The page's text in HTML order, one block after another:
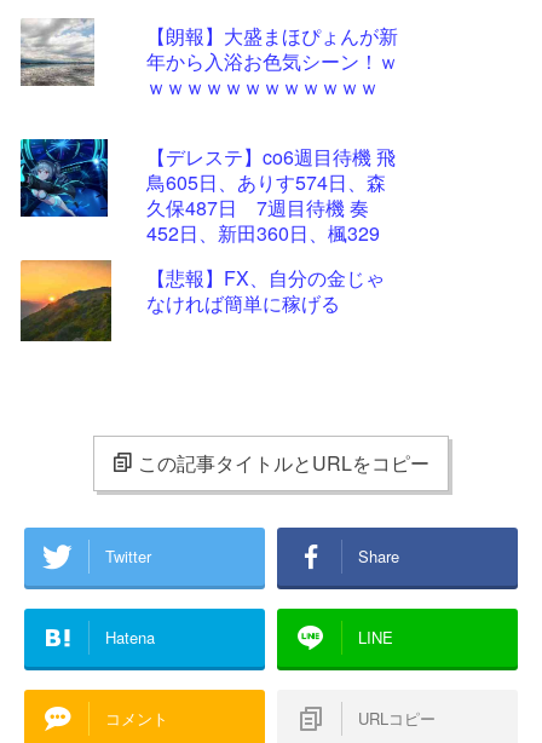
【朗報】大盛まほぴょんが新
年から入浴お色気シーン！ｗ
ｗｗｗｗｗｗｗｗｗｗｗｗ
【デレステ】co6週目待機 飛
鳥605日、ありす574日、森
久保487日 7週目待機 奏
452日、新田360日、楓329
【悲報】FX、自分の金じゃ
なければ簡単に稼げる
この記事タイトルとURLをコピー
Twitter Share
Hatena LINE
コメント URLコピー